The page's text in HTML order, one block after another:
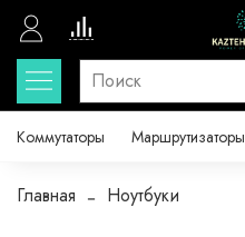
Коммутаторы Маршрутизаторы
Главная Ноутбуки